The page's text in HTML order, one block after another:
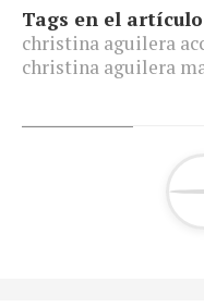
Tags en el
christina aguilera
christina aguilera